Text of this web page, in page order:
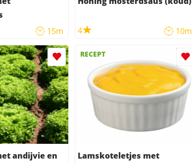
15m 4 10m
andijvie en
RECEPT
Lamskoteletjes met